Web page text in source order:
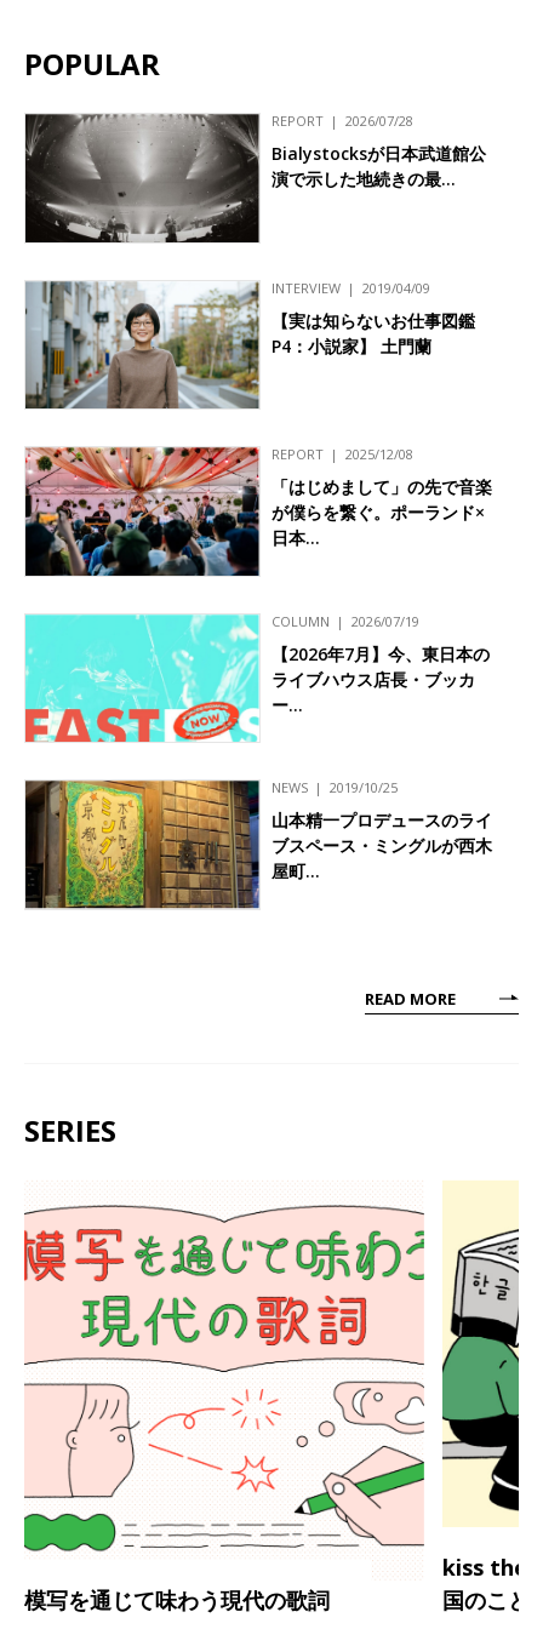
POPULAR
REPORT 2026/07/28
Bialystocksが日本武道館公
演で示した地続きの最…
INTERVIEW 2019/04/09
【実は知らないお仕事図鑑
P4：小説家】 土門蘭
REPORT 2025/12/08
「はじめまして」の先で音楽
が僕らを繋ぐ。ポーランド×
日本…
COLUMN 2026/07/19
【2026年7月】今、東日本の
ライブハウス店長・ブッカ
ー…
NEWS 2019/10/25
山本精一プロデュースのライ
ブスペース・ミングルが西木
屋町…
READ MORE
SERIES
模写を通じて味わう現代の歌詞
kiss the
国のこと